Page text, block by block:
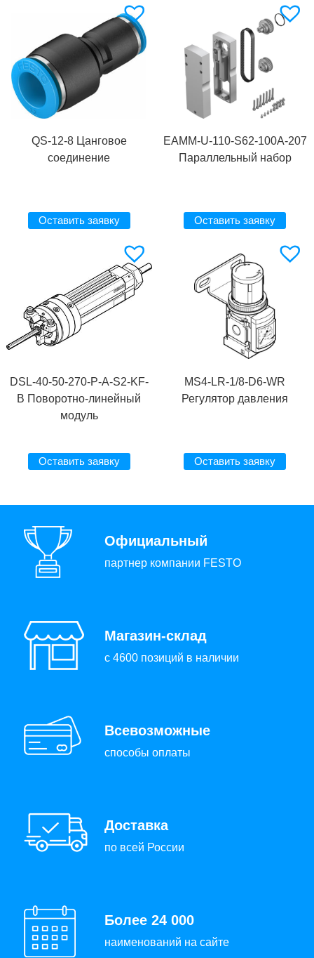
QS-12-8 Цанговое
соединение
Оставить заявку
EAMM-U-110-S62-100A-207
Параллельный набор
Оставить заявку
DSL-40-50-270-P-A-S2-KF-
B Поворотно-линейный
модуль
Оставить заявку
MS4-LR-1/8-D6-WR
Регулятор давления
Оставить заявку
Официальный
партнер компании FESTO
Магазин-склад
с 4600 позиций в наличии
Всевозможные
способы оплаты
Доставка
по всей России
Более 24 000
наименований на сайте